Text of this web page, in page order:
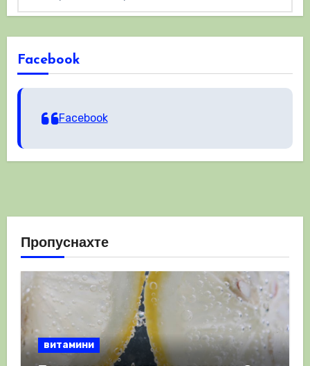
Facebook
Facebook
Пропуснахте
витамини